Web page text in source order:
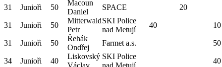
31
Junioři 50
Macoun
Daniel
SPACE 20
31 Junioři 50
Mitterwald
Petr
SKI Police
nad Metují
40 10
31 Junioři 50
Řehák
Ondřej
Farmet a.s. 50
34 Junioři 40
Liskovský
Václav
SKI Police
nad Metují
40